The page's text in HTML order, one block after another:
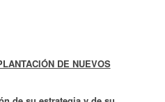
DE NUEVOS